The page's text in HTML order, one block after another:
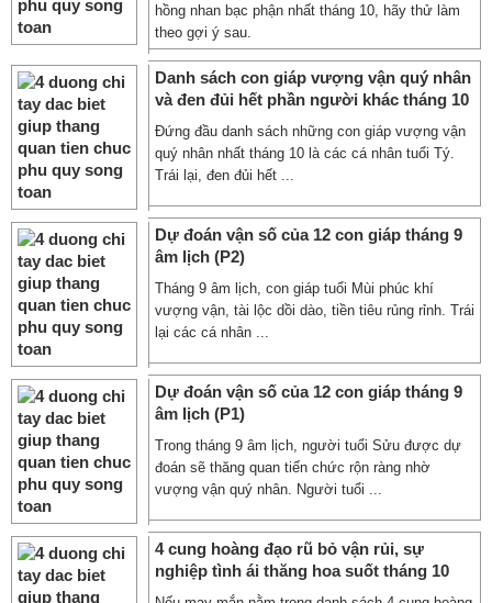
hồng nhan bạc phận nhất tháng 10, hãy thử làm
theo gợi ý sau.
Danh sách con giáp vượng vận quý nhân
và đen đủi hết phần người khác tháng 10
Đứng đầu danh sách những con giáp vượng vận
quý nhân nhất tháng 10 là các cá nhân tuổi Tý.
Trái lại, đen đủi hết ...
Dự đoán vận số của 12 con giáp tháng 9
âm lịch (P2)
Tháng 9 âm lịch, con giáp tuổi Mùi phúc khí
vượng vận, tài lộc dồi dào, tiền tiêu rủng rỉnh. Trái
lại các cá nhân ...
Dự đoán vận số của 12 con giáp tháng 9
âm lịch (P1)
Trong tháng 9 âm lịch, người tuổi Sửu được dự
đoán sẽ thăng quan tiến chức rộn ràng nhờ
vượng vận quý nhân. Người tuổi ...
4 cung hoàng đạo rũ bỏ vận rủi, sự
nghiệp tình ái thăng hoa suốt tháng 10